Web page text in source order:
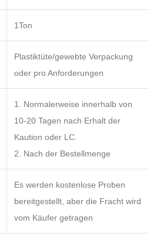
1Ton
Plastiktüte/gewebte Verpackung
oder pro Anforderungen
1. Normalerweise innerhalb von
10-20 Tagen nach Erhalt der
Kaution oder LC.
2. Nach der Bestellmenge
Es werden kostenlose Proben
bereitgestellt, aber die Fracht wird
vom Käufer getragen